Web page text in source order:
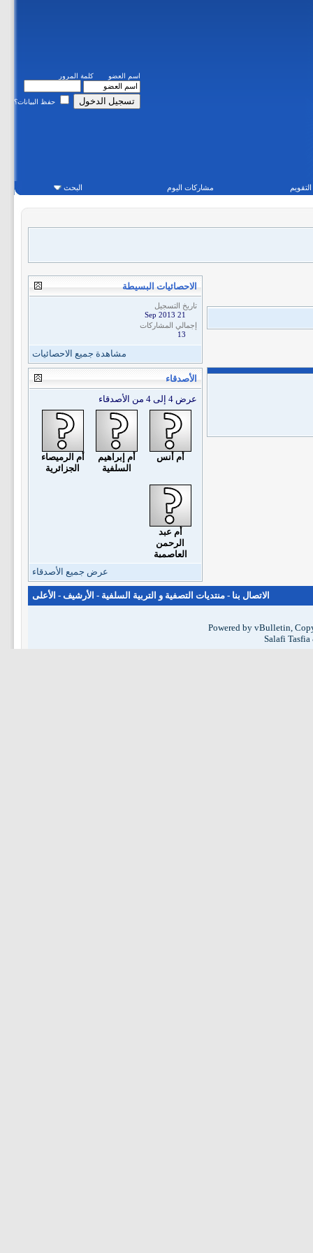
اسم العضو كلمة المرور
حفظ البيانات؟
التقويم مشاركات اليوم البحث
الاحصائيات البسيطة
تاريخ التسجيل
21 Sep 2013
إجمالي المشاركات
13
مشاهدة جميع الاحصائيات
الأصدقاء
عرض 4 إلى 4 من الأصدقاء
أم أنس
أم إبراهيم
السلفية
أم الرميصاء
الجزائرية
أم عبد
الرحمن
العاصمية
عرض جميع الأصدقاء
الاتصال بنا - منتديات التصفية و التربية السلفية - الأرشيف - الأعلى
Powered by vBulletin,
Salafi